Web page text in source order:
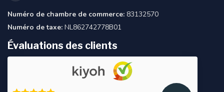
Numéro de chambre de commerce: 83132570
Numéro de taxe: NL862742778B01
Évaluations des clients